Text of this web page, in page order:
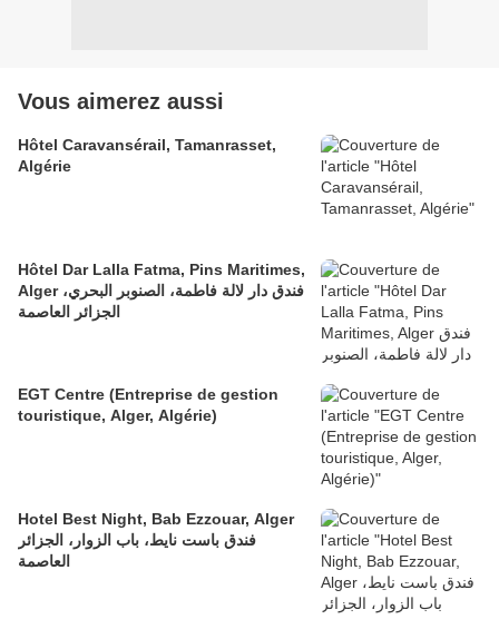
Vous aimerez aussi
Hôtel Caravansérail, Tamanrasset,
Algérie
Hôtel Dar Lalla Fatma, Pins Maritimes,
Alger فندق دار لالة فاطمة، الصنوبر البحري،
الجزائر العاصمة
EGT Centre (Entreprise de gestion
touristique, Alger, Algérie)
Hotel Best Night, Bab Ezzouar, Alger
فندق باست نايط، باب الزوار، الجزائر
العاصمة